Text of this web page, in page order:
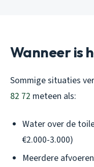
Wanneer is
Sommige situaties
82 72 meteen als:
Water over de
€2.000-3.000)
Meerdere